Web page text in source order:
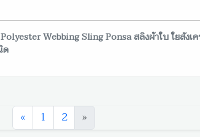
Webbing Sling Ponsa สลิงผ้าใบ ใยสังเ
ด
« 1 2 »